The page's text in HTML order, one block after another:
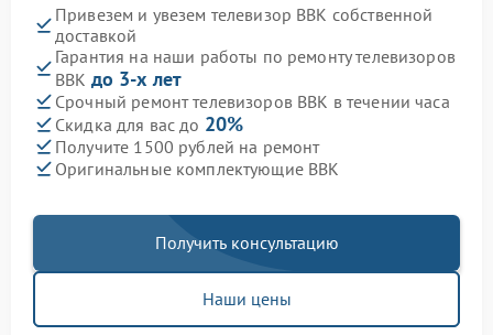
Привезем и увезем телевизор BBK собственной
доставкой
Гарантия на наши работы по ремонту телевизоров
BBK до 3-х лет
Срочный ремонт телевизоров BBK в течении часа
Скидка для вас до 20%
Получите 1500 рублей на ремонт
Оригинальные комплектующие BBK
Получить консультацию
Наши цены